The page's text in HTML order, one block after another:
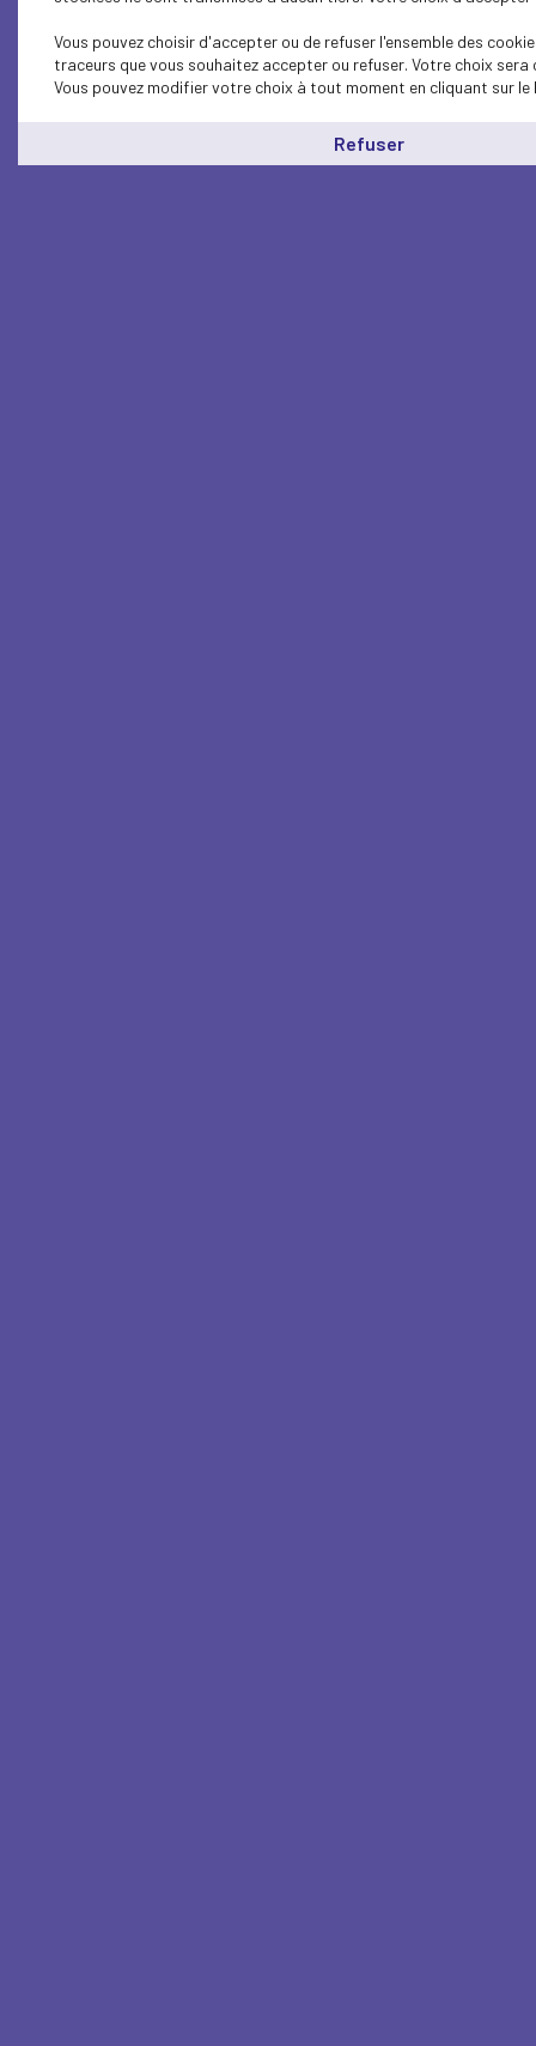
Vous pouvez choisir d'accepter ou de refuser l'ensemble des
traceurs que vous souhaitez accepter ou refuser. Votre choix
Vous pouvez modifier votre choix à tout moment en cliquant sur le
Refuser